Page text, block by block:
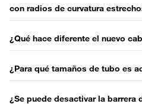
con radios de curvatura
¿Qué hace diferente el nuevo
¿Para qué tamaños de tubo es
¿Se puede desactivar la barrera